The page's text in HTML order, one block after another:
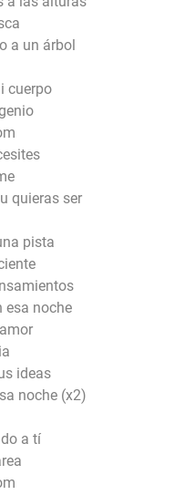
a un árbol
cuerpo
quieras ser
pista
esa noche
ideas
noche (x2)
a tí